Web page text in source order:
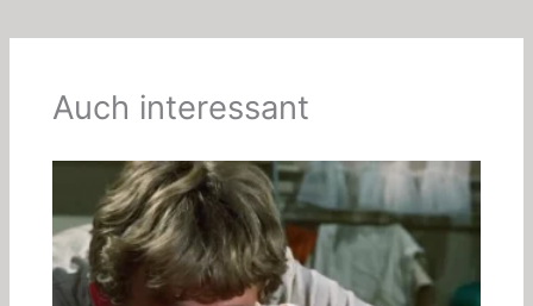
Auch interessant